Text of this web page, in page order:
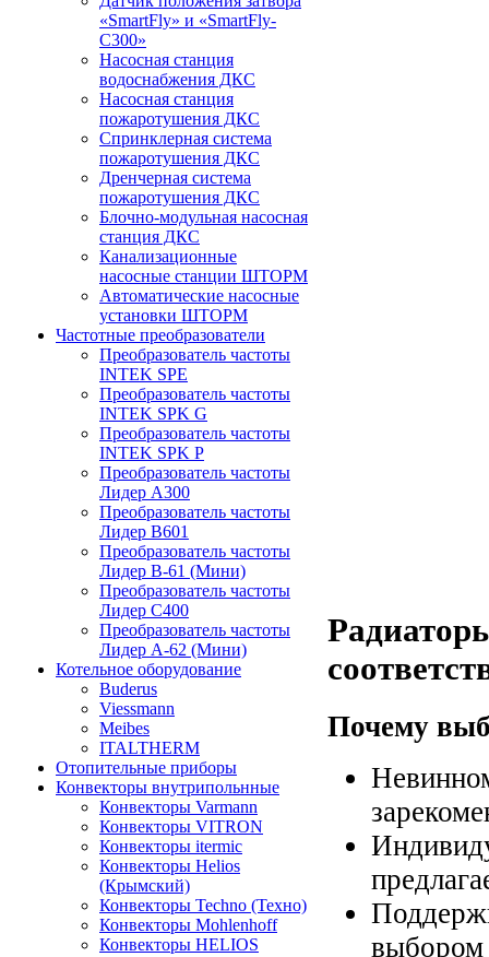
«SmartFly» и «SmartFly-
С300»
Насосная станция
водоснабжения ДКС
Насосная станция
пожаротушения ДКС
Спринклерная система
пожаротушения ДКС
Дренчерная система
пожаротушения ДКС
Блочно-модульная насосная
станция ДКС
Канализационные
насосные станции ШТОРМ
Автоматические насосные
установки ШТОРМ
Частотные преобразователи
Преобразователь частоты
INTEK SPE
Преобразователь частоты
INTEK SPK G
Преобразователь частоты
INTEK SPK P
Преобразователь частоты
Лидер А300
Преобразователь частоты
Лидер B601
Преобразователь частоты
Лидер В-61 (Мини)
Преобразователь частоты
Лидер С400
Преобразователь частоты
Лидер А-62 (Мини)
Котельное оборудование
Buderus
Viessmann
Meibes
ITALTHERM
Отопительные приборы
Конвекторы внутрипольнные
Конвекторы Varmann
Конвекторы VITRON
Конвекторы itermic
Конвекторы Helios
(Крымский)
Конвекторы Techno (Техно)
Конвекторы Mohlenhoff
Конвекторы HELIOS
Почему
выбором